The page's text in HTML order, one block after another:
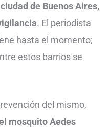
ciudad de Buenos Aires,
. El periodista
hasta el momento;
estos barrios se
del mismo,
mosquito Aedes